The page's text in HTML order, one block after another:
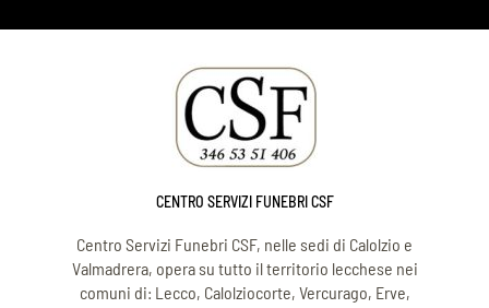
CENTRO SERVIZI FUNEBRI CSF
Centro Servizi Funebri CSF, nelle sedi di Calolzio e
Valmadrera, opera su tutto il territorio lecchese nei
comuni di: Lecco, Calolziocorte, Vercurago, Erve,